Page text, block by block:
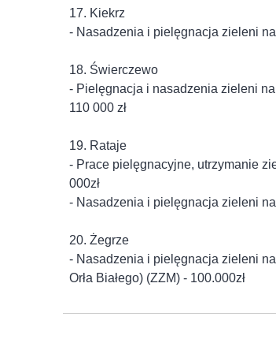
17. Kiekrz
- Nasadzenia i pielęgnacja zieleni
18. Świerczewo
- Pielęgnacja i nasadzenia zieleni
110 000 zł
19. Rataje
- Prace pielęgnacyjne, utrzymanie
000zł
- Nasadzenia i pielęgnacja zieleni
20. Żegrze
- Nasadzenia i pielęgnacja zieleni
Orła Białego) (ZZM) - 100.000zł